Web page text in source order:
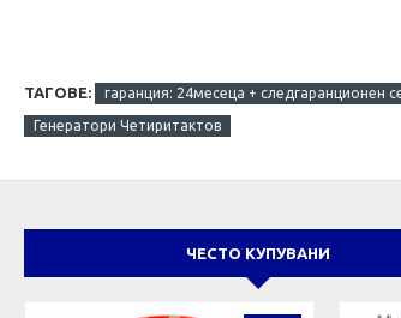
ТАГОВЕ: гаранция: 24месеца + следгаранционен
Генератори Четиритактов
ЧЕСТО КУПУВАНИ